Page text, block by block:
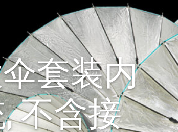
套装内
不含接